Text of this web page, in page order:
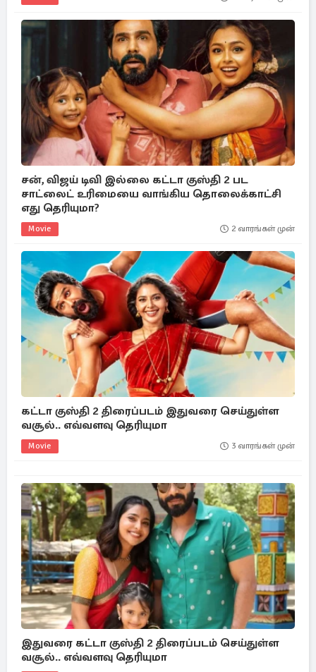
சன், விஜய் டிவி இல்லை கட்டா குஸ்தி 2 பட
சாட்லைட் உரிமையை வாங்கிய தொலைக்காட்சி
எது தெரியுமா?
Movie 2 வாரங்கள் முன்
கட்டா குஸ்தி 2 திரைப்படம் இதுவரை செய்துள்ள
வசூல்.. எவ்வளவு தெரியுமா
Movie 3 வாரங்கள் முன்
இதுவரை கட்டா குஸ்தி 2 திரைப்படம் செய்துள்ள
வசூல்.. எவ்வளவு தெரியுமா